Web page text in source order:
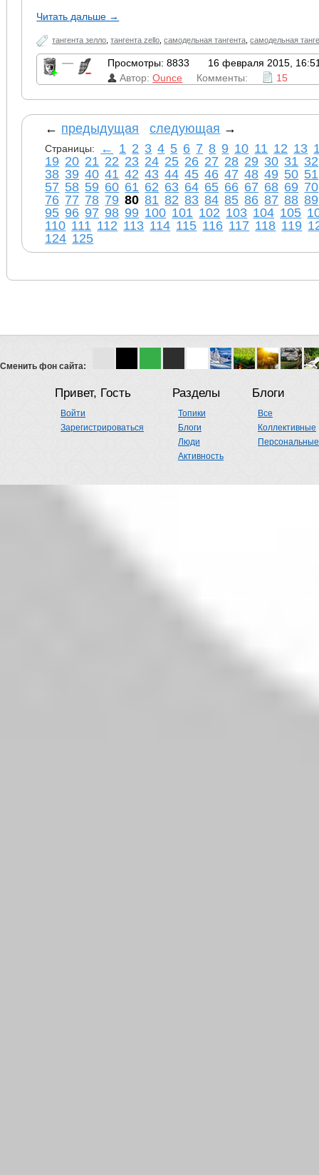
Читать дальше →
тангента зелло ,тангента zello ,самодельная тангента ,самодельная
— Просмотры: 8833
16 февраля 2015,
Автор:Ounce Комменты: 15
← предыдущая следующая →
Страницы: ← 1 2 3 4 5 6 7 8 9 10 11 12 13
19 20 21 22 23 24 25 26 27 28 29 30 31 32
38 39 40 41 42 43 44 45 46 47 48 49 50 51
57 58 59 60 61 62 63 64 65 66 67 68 69 70
76 77 78 79 80 81 82 83 84 85 86 87 88 89
95 96 97 98 99 100 101 102 103 104 105
110 111 112 113 114 115 116 117 118 119
124 125
Сменить фон сайта:
Привет, Гость
Войти
Зарегистрироваться
Разделы
Топики
Блоги
Люди
Активность
Блоги
Все
Коллективные
Персональные